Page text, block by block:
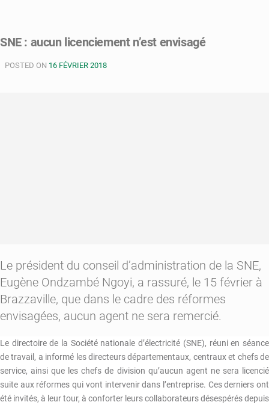
les
départementaux
SNE : aucun licenciement n’est envisagé
POSTED ON 16 FÉVRIER 2018
Le président du conseil d’administration de la SNE,
Eugène Ondzambé Ngoyi, a rassuré, le 15 février à
Brazzaville, que dans le cadre des réformes
envisagées, aucun agent ne sera remercié.
Le directoire de la Société nationale d’électricité (SNE), réuni en séance
de travail, a informé les directeurs départementaux, centraux et chefs de
service, ainsi que les chefs de division qu’aucun agent ne sera licencié
suite aux réformes qui vont intervenir dans l’entreprise. Ces derniers ont
été invités, à leur tour, à conforter leurs collaborateurs désespérés depuis